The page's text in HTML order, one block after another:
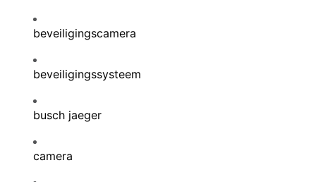
beveiligingscamera
beveiligingssysteem
busch jaeger
camera